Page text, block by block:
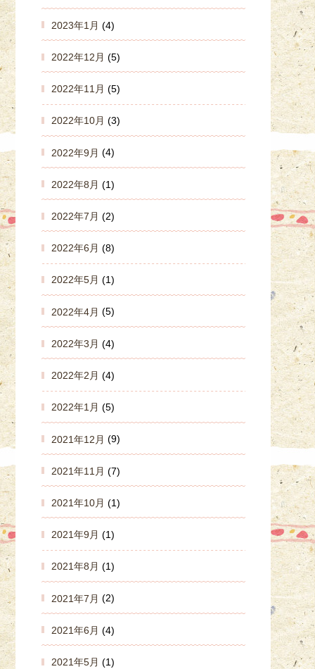
2023年1月 (4)
2022年12月 (5)
2022年11月 (5)
2022年10月 (3)
2022年9月 (4)
2022年8月 (1)
2022年7月 (2)
2022年6月 (8)
2022年5月 (1)
2022年4月 (5)
2022年3月 (4)
2022年2月 (4)
2022年1月 (5)
2021年12月 (9)
2021年11月 (7)
2021年10月 (1)
2021年9月 (1)
2021年8月 (1)
2021年7月 (2)
2021年6月 (4)
2021年5月 (1)